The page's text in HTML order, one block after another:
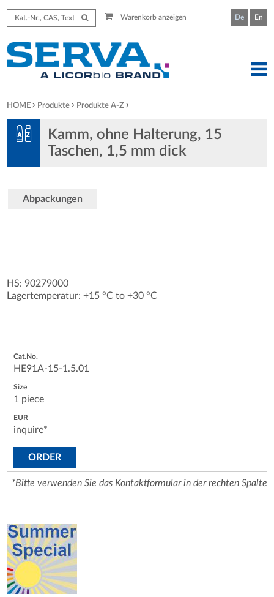
Warenkorb anzeigen De En
HOME Produkte Produkte A-Z
Kamm, ohne Halterung, 15
Taschen, 1,5 mm dick
Abpackungen
HS: 90279000
Lagertemperatur: +15 °C to +30 °C
HE91A-15-1.5.01
1 piece
inquire*
ORDER
*Bitte verwenden Sie das Kontaktformular in der rechten Spalte